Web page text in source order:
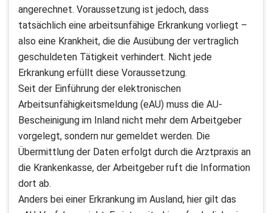
angerechnet. Voraussetzung ist jedoch, dass
tatsächlich eine arbeitsunfähige Erkrankung vorliegt –
also eine Krankheit, die die Ausübung der vertraglich
geschuldeten Tätigkeit verhindert. Nicht jede
Erkrankung erfüllt diese Voraussetzung.
Seit der Einführung der elektronischen
Arbeitsunfähigkeitsmeldung (eAU) muss die AU-
Bescheinigung im Inland nicht mehr dem Arbeitgeber
vorgelegt, sondern nur gemeldet werden. Die
Übermittlung der Daten erfolgt durch die Arztpraxis an
die Krankenkasse, der Arbeitgeber ruft die Information
dort ab.
Anders bei einer Erkrankung im Ausland, hier gilt das